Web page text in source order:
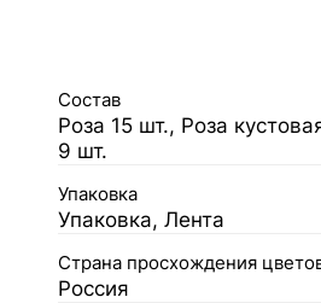
Состав
Роза 15 шт., Роза
9 шт.
Упаковка
Упаковка, Лента
Страна просхождения
Россия